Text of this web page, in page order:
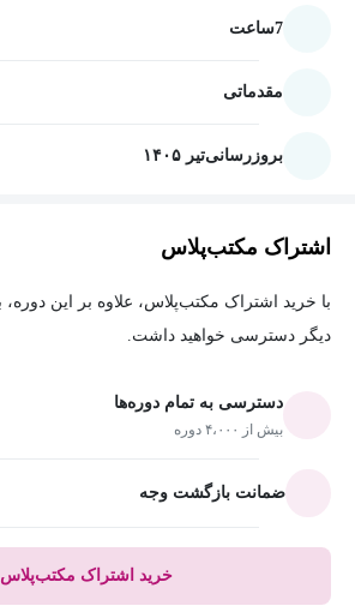
7ساعت
مقدماتی
بروزرسانیتیر ۱۴۰۵
اشتراک مکتب‌پلاس
دیگر دسترسی خواهید داشت.
دسترسی به تمام دوره‌ها
بیش از ۴،۰۰۰ دوره
ضمانت بازگشت وجه
خرید اشتراک مکتب‌پلاس